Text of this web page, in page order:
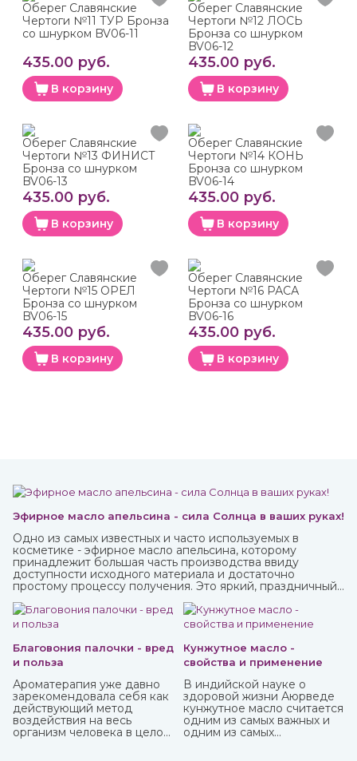
Оберег Славянские
Чертоги №11 ТУР Бронза
со шнурком BV06-11
435.00 руб.
В корзину
Оберег Славянские
Чертоги №12 ЛОСЬ
Бронза со шнурком
BV06-12
435.00 руб.
В корзину
Оберег Славянские
Чертоги №13 ФИНИСТ
Бронза со шнурком
BV06-13
435.00 руб.
В корзину
Оберег Славянские
Чертоги №14 КОНЬ
Бронза со шнурком
BV06-14
435.00 руб.
В корзину
Оберег Славянские
Чертоги №15 ОРЕЛ
Бронза со шнурком
BV06-15
435.00 руб.
В корзину
Оберег Славянские
Чертоги №16 РАСА
Бронза со шнурком
BV06-16
435.00 руб.
В корзину
Эфирное масло апельсина - сила Солнца в ваших руках!
Одно из самых известных и часто используемых в
косметике - эфирное масло апельсина, которому
принадлежит большая часть производства ввиду
доступности исходного материала и достаточно
простому процессу получения. Это яркий, праздничный
Благовония палочки - вред
и польза
Ароматерапия уже давно
зарекомендовала себя как
действующий метод
воздействия на весь
организм человека в целом:
Кунжутное масло -
свойства и применение
В индийской науке о
здоровой жизни Аюрведе
кунжутное масло считается
одним из самых важных и
одним из самых